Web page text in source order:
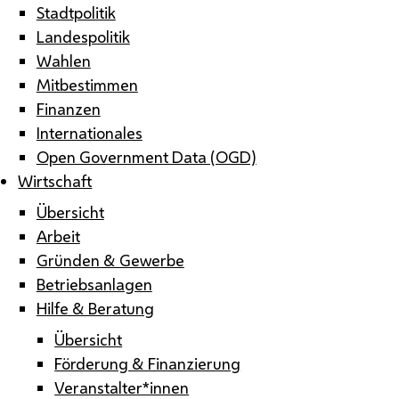
Stadtpolitik
Landespolitik
Wahlen
Mitbestimmen
Finanzen
Internationales
Open Government Data (OGD)
Wirtschaft
Übersicht
Arbeit
Gründen & Gewerbe
Betriebsanlagen
Hilfe & Beratung
Übersicht
Förderung & Finanzierung
Veranstalter*innen